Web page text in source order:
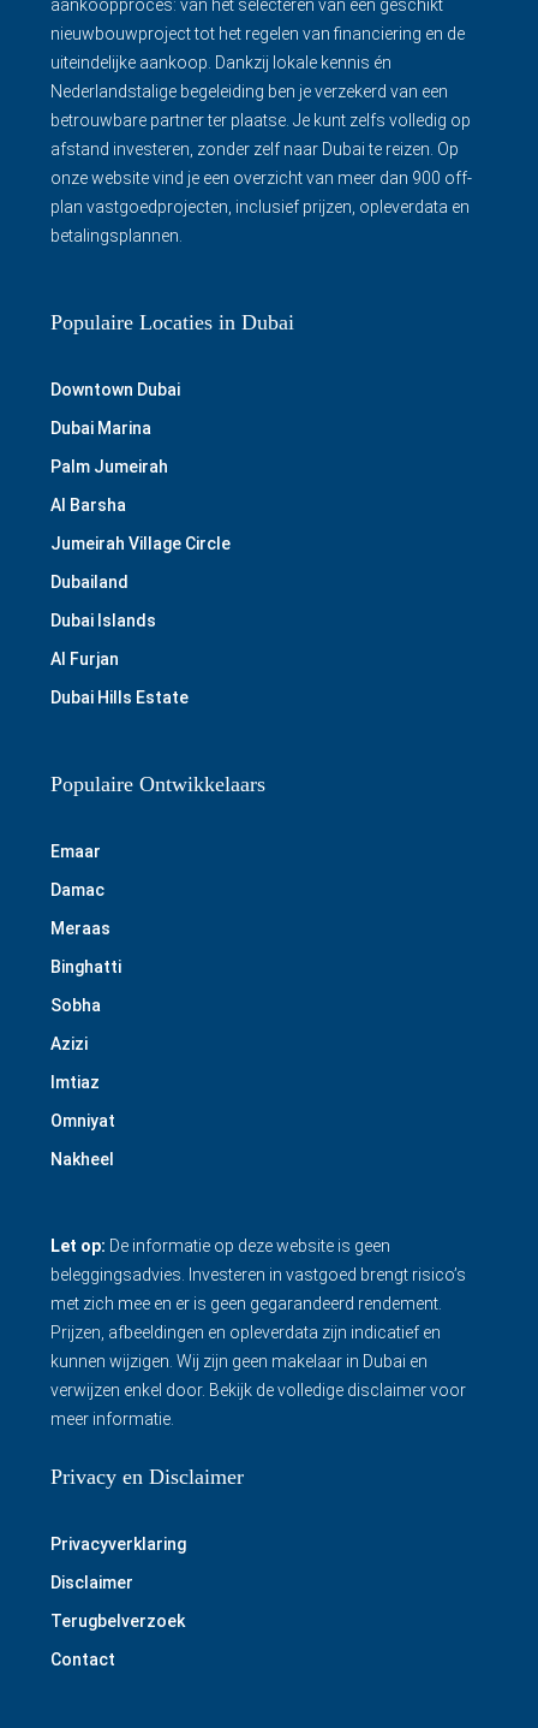
aankoopproces: van het selecteren van een geschikt
nieuwbouwproject tot het regelen van financiering en de
uiteindelijke aankoop. Dankzij lokale kennis én
Nederlandstalige begeleiding ben je verzekerd van een
betrouwbare partner ter plaatse. Je kunt zelfs volledig op
afstand investeren, zonder zelf naar Dubai te reizen. Op
onze website vind je een overzicht van meer dan 900 off-
plan vastgoedprojecten, inclusief prijzen, opleverdata en
betalingsplannen.
Populaire Locaties in Dubai
Downtown Dubai
Dubai Marina
Palm Jumeirah
Al Barsha
Jumeirah Village Circle
Dubailand
Dubai Islands
Al Furjan
Dubai Hills Estate
Populaire Ontwikkelaars
Emaar
Damac
Meraas
Binghatti
Sobha
Azizi
Imtiaz
Omniyat
Nakheel
Let op: De informatie op deze website is geen
beleggingsadvies. Investeren in vastgoed brengt risico’s
met zich mee en er is geen gegarandeerd rendement.
Prijzen, afbeeldingen en opleverdata zijn indicatief en
kunnen wijzigen. Wij zijn geen makelaar in Dubai en
verwijzen enkel door. Bekijk de volledige disclaimervoor
meer informatie.
Privacy en Disclaimer
Privacyverklaring
Disclaimer
Terugbelverzoek
Contact